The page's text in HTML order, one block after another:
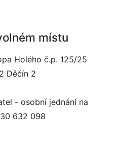
místu
Holého č.p. 125/25
Děčín 2
- osobní jednání na
632 098